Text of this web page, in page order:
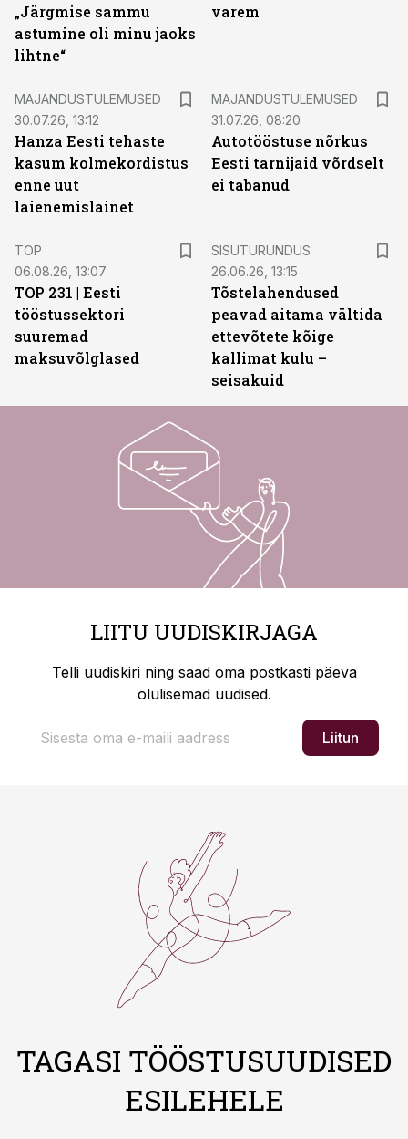
„Järgmise sammu
astumine oli minu jaoks
lihtne“
varem
MAJANDUSTULEMUSED
30.07.26, 13:12
Hanza Eesti tehaste
kasum kolmekordistus
enne uut
laienemislainet
MAJANDUSTULEMUSED
31.07.26, 08:20
Autotööstuse nõrkus
Eesti tarnijaid võrdselt
ei tabanud
TOP
06.08.26, 13:07
TOP 231 | Eesti
tööstussektori
suuremad
maksuvõlglased
SISUTURUNDUS
26.06.26, 13:15
Tõstelahendused
peavad aitama vältida
ettevõtete kõige
kallimat kulu –
seisakuid
LIITU UUDISKIRJAGA
Telli uudiskiri ning saad oma postkasti päeva
olulisemad uudised.
Liitun
TAGASI TÖÖSTUSUUDISED
ESILEHELE